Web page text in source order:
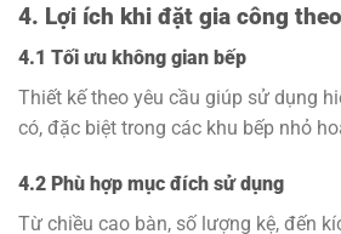
4. Lợi ích khi đặt gia công
4.1 Tối ưu không gian bếp
Thiết kế theo yêu cầu giúp sử dụng
có, đặc biệt trong các khu bếp nhỏ
4.2 Phù hợp mục đích sử dụng
Từ chiều cao bàn, số lượng kệ, đến